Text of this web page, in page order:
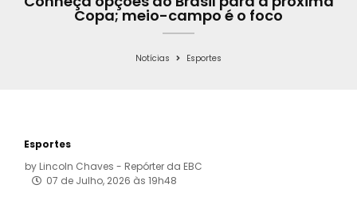
o
e g
r
a
e
b
Copa; meio-campo é o foco
Notícias Esportes
Esportes
by Lincoln Chaves - Repórter da EBC
07 de Julho, 2026 às 19h48